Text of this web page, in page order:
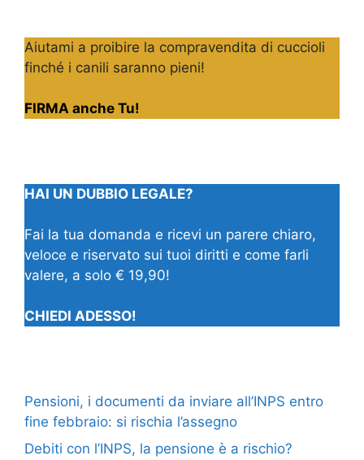
Aiutami a proibire la compravendita di cuccioli
finché i canili saranno pieni!
FIRMA anche Tu!
HAI UN DUBBIO LEGALE?
Fai la tua domanda e ricevi un parere chiaro,
veloce e riservato sui tuoi diritti e come farli
valere, a solo € 19,90!
CHIEDI ADESSO!
Pensioni, i documenti da inviare all’INPS entro
fine febbraio: si rischia l’assegno
Debiti con l’INPS, la pensione è a rischio?